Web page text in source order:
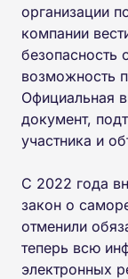
организации
компании
безопасность
возможность
Официальная
документ,
участника и
С 2022 года
закон о
отменили
теперь всю
электронных